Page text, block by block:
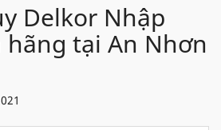
Delkor Nhập
tại An Nhơn